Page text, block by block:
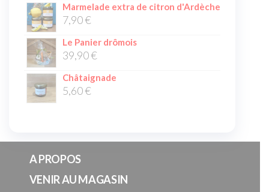
Marmelade extra de citron d'Ardèche
7,90€
Le Panier drômois
39,90€
Châtaignade
5,60€
A PROPOS
VENIR AU MAGASIN